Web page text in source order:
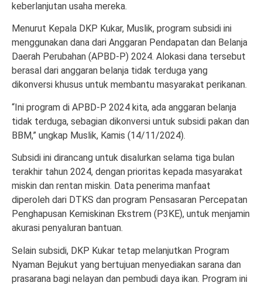
keberlanjutan usaha mereka.
Menurut Kepala DKP Kukar, Muslik, program subsidi ini
menggunakan dana dari Anggaran Pendapatan dan Belanja
Daerah Perubahan (APBD-P) 2024. Alokasi dana tersebut
berasal dari anggaran belanja tidak terduga yang
dikonversi khusus untuk membantu masyarakat perikanan.
“Ini program di APBD-P 2024 kita, ada anggaran belanja
tidak terduga, sebagian dikonversi untuk subsidi pakan dan
BBM,” ungkap Muslik, Kamis (14/11/2024).
Subsidi ini dirancang untuk disalurkan selama tiga bulan
terakhir tahun 2024, dengan prioritas kepada masyarakat
miskin dan rentan miskin. Data penerima manfaat
diperoleh dari DTKS dan program Pensasaran Percepatan
Penghapusan Kemiskinan Ekstrem (P3KE), untuk menjamin
akurasi penyaluran bantuan.
Selain subsidi, DKP Kukar tetap melanjutkan Program
Nyaman Bejukut yang bertujuan menyediakan sarana dan
prasarana bagi nelayan dan pembudi daya ikan. Program ini